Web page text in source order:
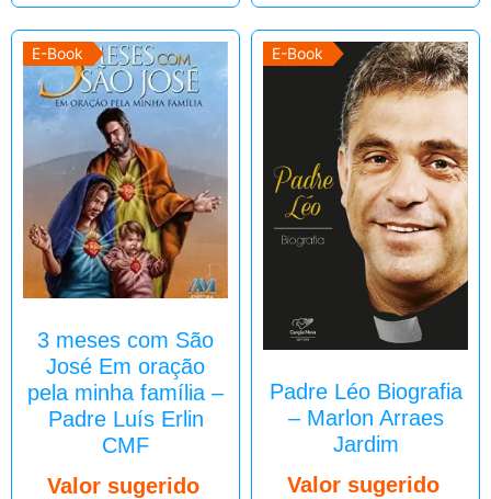
E-Book
3 meses com São
José Em oração
pela minha família –
Padre Luís Erlin
CMF
Valor sugerido
E-Book
Padre Léo Biografia
– Marlon Arraes
Jardim
Valor sugerido